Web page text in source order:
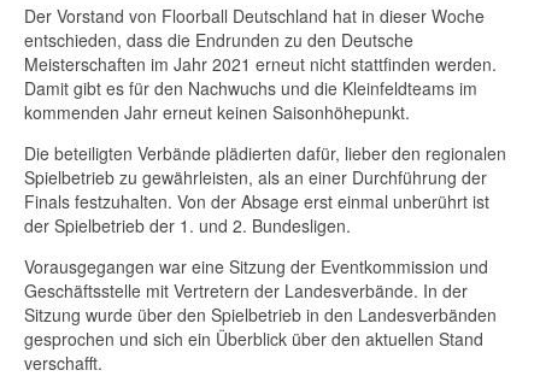
Der Vorstand von Floorball Deutschland hat in dieser Woche
entschieden, dass die Endrunden zu den Deutsche
Meisterschaften im Jahr 2021 erneut nicht stattfinden werden.
Damit gibt es für den Nachwuchs und die Kleinfeldteams im
kommenden Jahr erneut keinen Saisonhöhepunkt.
Die beteiligten Verbände plädierten dafür, lieber den regionalen
Spielbetrieb zu gewährleisten, als an einer Durchführung der
Finals festzuhalten. Von der Absage erst einmal unberührt ist
der Spielbetrieb der 1. und 2. Bundesligen.
Vorausgegangen war eine Sitzung der Eventkommission und
Geschäftsstelle mit Vertretern der Landesverbände. In der
Sitzung wurde über den Spielbetrieb in den Landesverbänden
gesprochen und sich ein Überblick über den aktuellen Stand
verschafft.